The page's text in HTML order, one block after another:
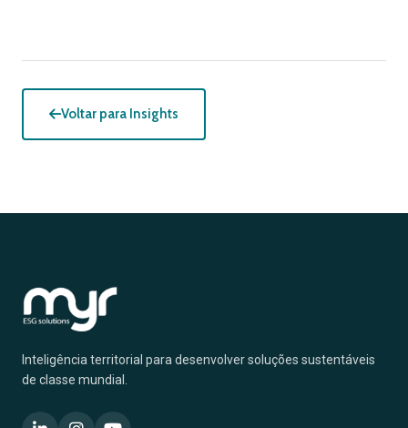
Voltar para Insights
Inteligência territorial para desenvolver soluções sustentáveis
de classe mundial.